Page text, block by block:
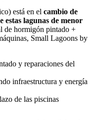
está en el cambio de
lagunas de menor
de hormigón pintado +
Small Lagoons by
y reparaciones del
infraestructura y energía
de las piscinas